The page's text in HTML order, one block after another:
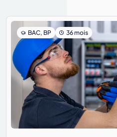
BAC, BP 36 mois